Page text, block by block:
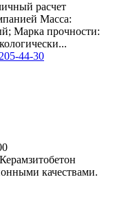
расчет
Масса:
Марка прочности:
44-30
качествами.